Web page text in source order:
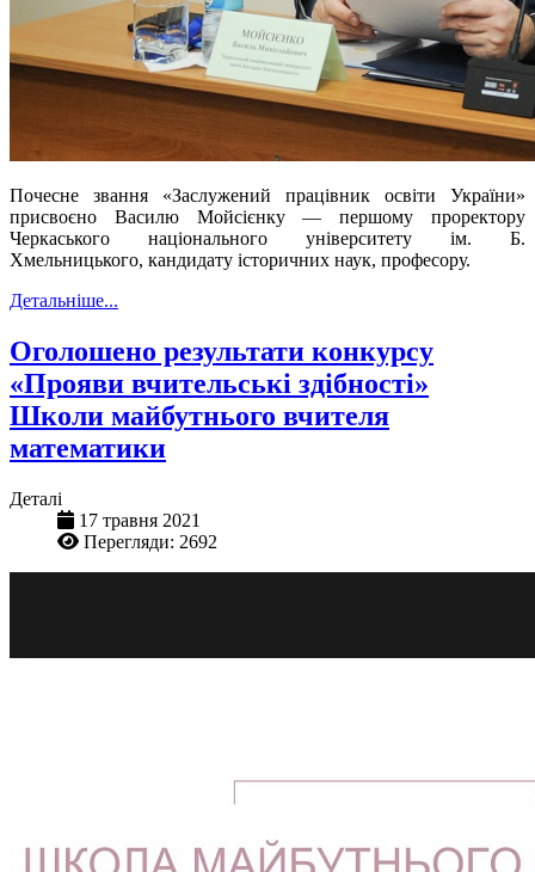
Почесне звання «Заслужений працівник освіти України»
присвоєно Василю Мойсієнку — першому проректору
Черкаського національного університету ім. Б.
Хмельницького, кандидату історичних наук, професору.
Детальніше...
Оголошено результати конкурсу
«Прояви вчительські здібності»
Школи майбутнього вчителя
математики
Деталі
17 травня 2021
Перегляди: 2692